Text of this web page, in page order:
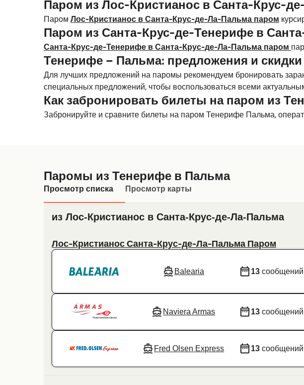
Паром из Лос-Кристианос в Санта-Крус-
Паром Лос-Кристианос в Санта-Крус-де-Ла-Пальма паром
Паром из Санта-Крус-де-Тенерифе в
Санта-Крус-де-Тенерифе в Санта-Крус-де-Ла-Пальма паром
Тенерифе – Пальма: предложения и
Для лучших предложений на паромы рекомендуем бронировать
специальных предложений, чтобы воспользоваться всеми
Как забронировать билеты на паром из
Забронируйте и сравните билеты на паром Тенерифе Пальма,
Паромы из Тенерифе в Пальма
Просмотр списка Просмотр карты
из Лос-Кристианос в Санта-Крус-де-Ла-Пальма
Лос-Кристианос Санта-Крус-де-Ла-Пальма Паром
Balearia 13
Naviera Armas 13
Fred Olsen Express 13